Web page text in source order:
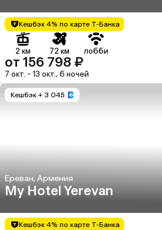
Кешбэк 4% по карте Т-Банка
2 км 72 км лобби
от 156 798 ₽
7 окт. - 13 окт., 6 ночей
Кешбэк + 3 045
Ереван, Армения
My Hotel Yerevan
Кешбэк 4% по карте Т-Банка